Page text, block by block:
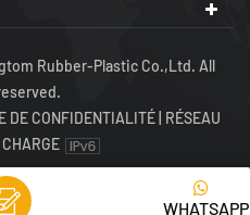
Rubber-Plastic Co.,Ltd. All
DE CONFIDENTIALITÉ| RÉSEAU
WHATSAPP